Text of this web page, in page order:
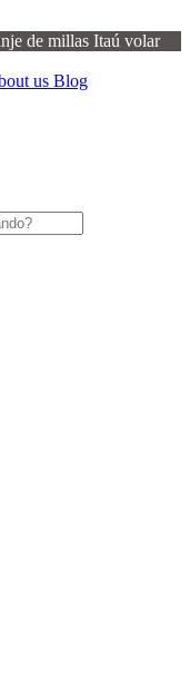
de millas Itaú volar
us Blog